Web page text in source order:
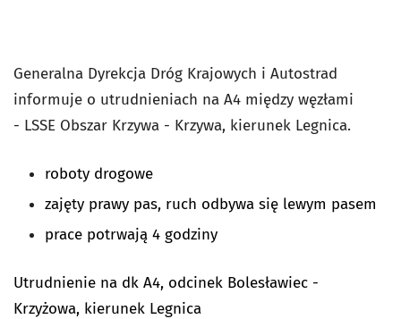
Generalna Dyrekcja Dróg Krajowych i Autostrad
informuje o utrudnieniach na A4 między węzłami
- LSSE Obszar Krzywa - Krzywa, kierunek Legnica.
roboty drogowe
zajęty prawy pas, ruch odbywa się lewym pasem
prace potrwają 4 godziny
Utrudnienie na dk A4, odcinek Bolesławiec -
Krzyżowa, kierunek Legnica